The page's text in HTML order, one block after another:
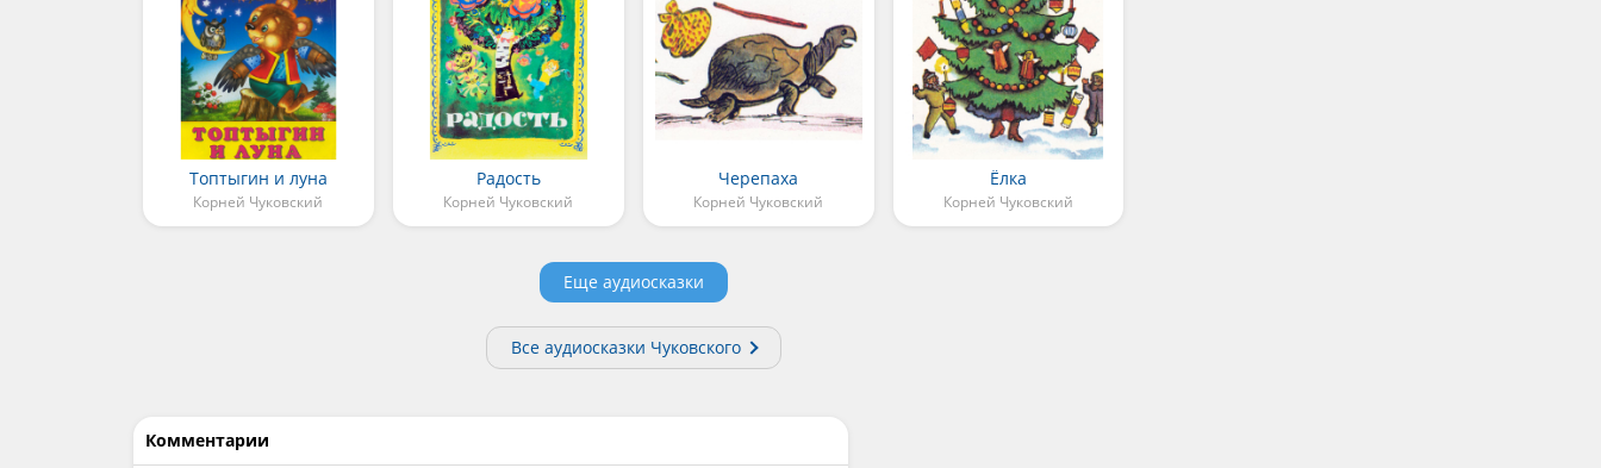
Топтыгин и луна
Корней Чуковский
Радость
Корней Чуковский
Черепаха
Корней Чуковский
Ёлка
Корней Чуковский
Еще аудиосказки
Все аудиосказки Чуковского
Комментарии